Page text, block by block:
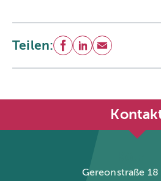
Teilen: Facebook
LinkedIn
E-Mail
Gereonstraße